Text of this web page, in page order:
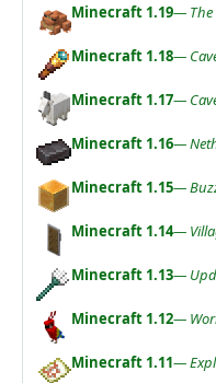
Minecraft 1.19— The
Minecraft 1.18—
Minecraft 1.17—
Minecraft 1.16—
Minecraft 1.15—
Minecraft 1.14—
Minecraft 1.13—
Minecraft 1.12—
Minecraft 1.11—